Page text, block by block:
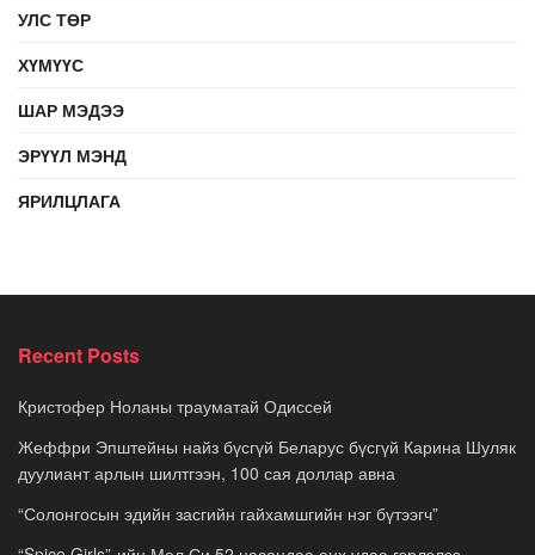
УЛС ТӨР
ХҮМҮҮС
ШАР МЭДЭЭ
ЭРҮҮЛ МЭНД
ЯРИЛЦЛАГА
Recent Posts
Кристофер Ноланы трауматай Одиссей
Жеффри Эпштейны найз бүсгүй Беларус бүсгүй Карина Шуляк
дуулиант арлын шилтгээн, 100 сая доллар авна
“Солонгосын эдийн засгийн гайхамшгийн нэг бүтээгч”